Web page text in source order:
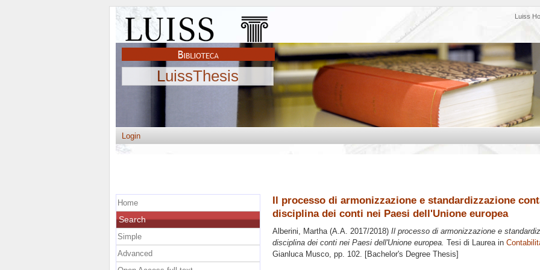
Luiss
LuissThesis
Login
Il processo di armonizzazione e standardizzazione
disciplina dei conti nei Paesi dell'Unione europea
Alberini, Martha(A.A. 2017/2018) Il processo di armonizzazione e
disciplina dei conti nei Paesi dell'Unione europea. Tesi di Laurea in
Gianluca Musco, pp. 102. [Bachelor's Degree Thesis]
Home
Search
Simple
Advanced